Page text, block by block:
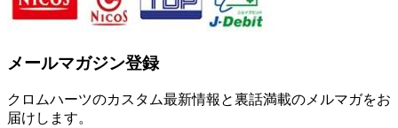
メールマガジン登録
クロムハーツのカスタム最新情報と裏話満載のメルマガをお
届けします。